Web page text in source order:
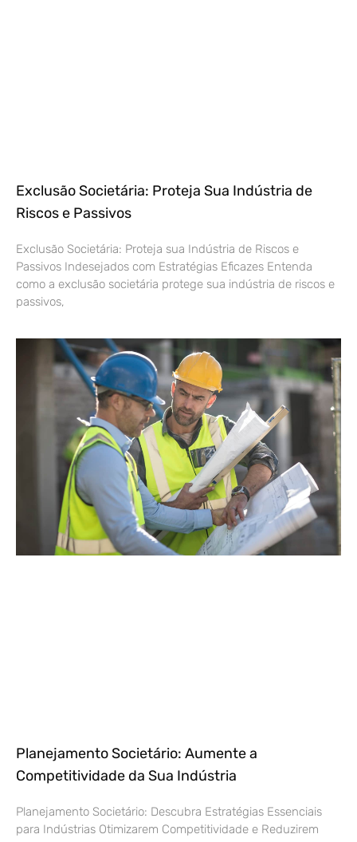
Exclusão Societária: Proteja Sua Indústria de
Riscos e Passivos
Exclusão Societária: Proteja sua Indústria de Riscos e
Passivos Indesejados com Estratégias Eficazes Entenda
como a exclusão societária protege sua indústria de riscos e
passivos,
Planejamento Societário: Aumente a
Competitividade da Sua Indústria
Planejamento Societário: Descubra Estratégias Essenciais
para Indústrias Otimizarem Competitividade e Reduzirem